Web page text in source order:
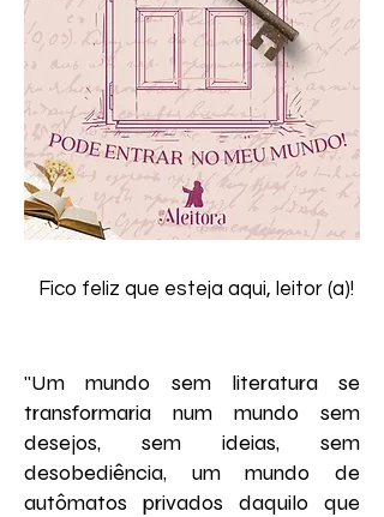
"Um mundo sem literatura se
transformaria num mundo sem
desejos, sem ideias, sem
desobediência, um mundo de
autômatos privados daquilo que
Fico feliz que esteja aqui, leitor (a)!